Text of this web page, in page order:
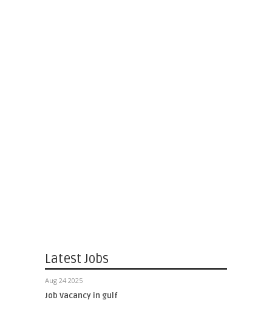
Latest Jobs
Aug 24 2025
Job Vacancy in gulf